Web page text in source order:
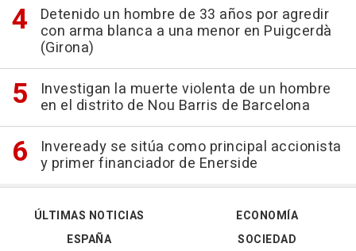
Detenido un hombre de 33 años por agredir
con arma blanca a una menor en Puigcerdà
(Girona)
Investigan la muerte violenta de un hombre
en el distrito de Nou Barris de Barcelona
Inveready se sitúa como principal accionista
y primer financiador de Enerside
ÚLTIMAS NOTICIAS
ESPAÑA
ECONOMÍA
SOCIEDAD